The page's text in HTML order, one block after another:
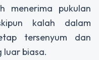
menerima pukulan
kalah dalam
tersenyum dan
luar biasa.